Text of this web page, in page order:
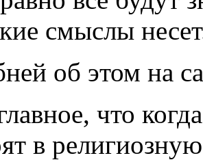
смыслы
об этом на
что
в